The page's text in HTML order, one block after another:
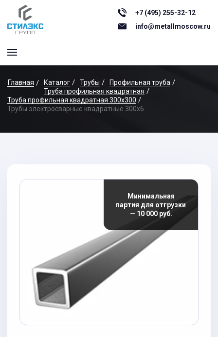
+7 (495) 255-32-12
info@metallmoscow.ru
Главная Каталог Трубы
Профильная труба
Труба профильная квадратная
Труба профильная квадратная 300х300
Трубы электросварные квадратные 300x6
Минимальная
партия для отгрузки
— 10 000 руб.